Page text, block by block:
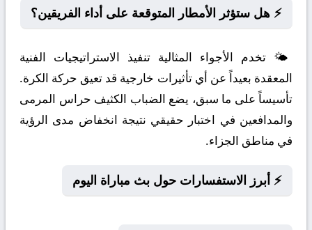
⚡ هل ستؤثر الأمطار المتوقعة على أداء الفريقين؟
🌤️ تخدم الأجواء المثالية تنفيذ الاستراتيجيات الفنية
المعقدة بعيداً عن أي تأثيرات خارجية قد تعيق حركة الكرة.
تأسيساً على ما سبق، يضع الضباب الكثيف حراس المرمى
والمدافعين في اختبار حقيقي نتيجة انخفاض مدى الرؤية
في مناطق الجزاء.
⚡ أبرز الاستفسارات حول بث مباراة اليوم